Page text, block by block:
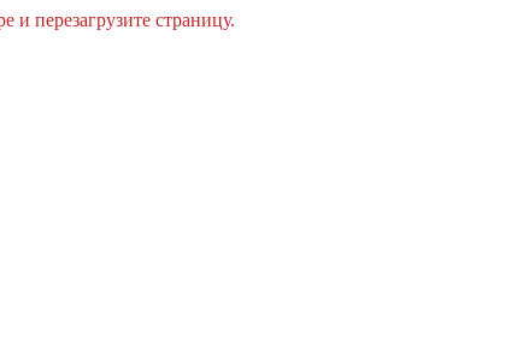
перезагрузите страницу.